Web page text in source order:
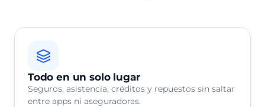
Todo en un solo lugar
Seguros, asistencia, créditos y repuestos sin saltar
entre apps ni aseguradoras.